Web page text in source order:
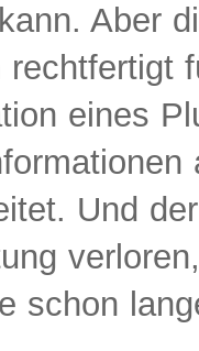
Aber
rechtfertigt
eines
Und
schon